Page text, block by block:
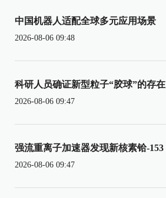
中国机器人适配全球多元应用场景
2026-08-06 09:48
科研人员确证新型粒子“胶球”的存在
2026-08-06 09:47
强流重离子加速器发现新核素铪-153
2026-08-06 09:47